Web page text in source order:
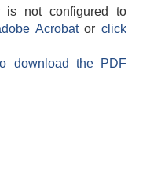
is not configured to
Acrobatorclick
download the PDF